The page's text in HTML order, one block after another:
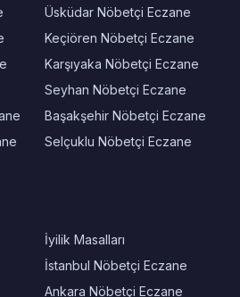
Üsküdar Nöbetçi Eczane
Keçiören Nöbetçi Eczane
Karşıyaka Nöbetçi Eczane
Seyhan Nöbetçi Eczane
Başakşehir Nöbetçi Eczane
Selçuklu Nöbetçi Eczane
İyilik Masalları
İstanbul Nöbetçi Eczane
Ankara Nöbetçi Eczane